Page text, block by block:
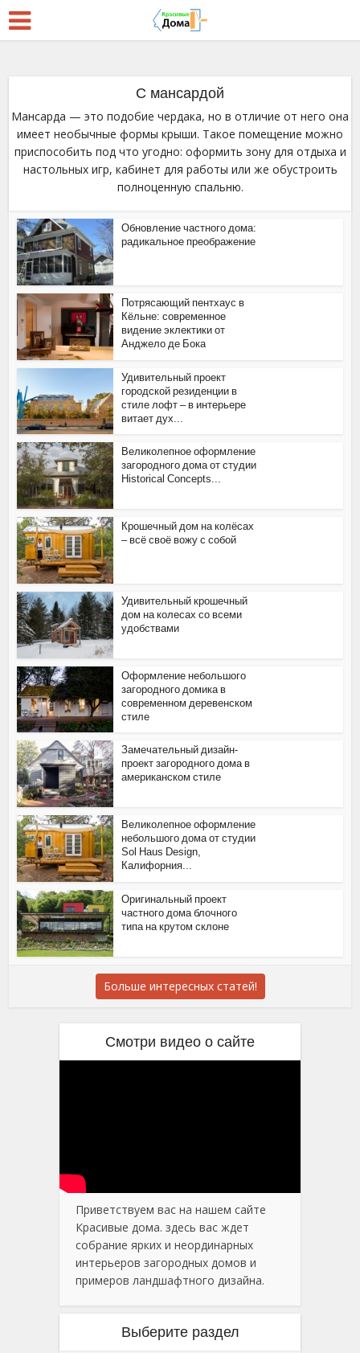
С мансардой
Мансарда — это подобие чердака, но в отличие от него она
имеет необычные формы крыши. Такое помещение можно
приспособить под что угодно: оформить зону для отдыха и
настольных игр, кабинет для работы или же обустроить
полноценную спальню.
Обновление частного дома:
радикальное преображение
Потрясающий пентхаус в
Кёльне: современное
видение эклектики от
Анджело де Бока
Удивительный проект
городской резиденции в
стиле лофт – в интерьере
витает дух...
Великолепное оформление
загородного дома от студии
Historical Concepts...
Крошечный дом на колёсах
– всё своё вожу с собой
Удивительный крошечный
дом на колесах со всеми
удобствами
Оформление небольшого
загородного домика в
современном деревенском
стиле
Замечательный дизайн-
проект загородного дома в
американском стиле
Великолепное оформление
небольшого дома от студии
Sol Haus Design,
Калифорния...
Оригинальный проект
частного дома блочного
типа на крутом склоне
Больше интересных статей!
Смотри видео о сайте
Приветствуем вас на нашем сайте
Красивые дома. здесь вас ждет
собрание ярких и неординарных
интерьеров загородных домов и
примеров ландшафтного дизайна.
Выберите раздел